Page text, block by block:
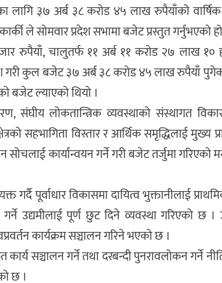
लागि ३७ अर्ब ३८ करोड ४५ लाख रुपैयाँको
ले सोमवार प्रदेश सभामा बजेट प्रस्तुत गर्नुभएको
रुपैयाँ, चालुतर्फ ११ अर्ब ११ करोड २७ लाख १०
गरी कुल बजेट ३७ अर्ब ३८ करोड ४५ लाख रुपैयाँ
बजेट ल्याएको थियो ।
संघीय लोकतान्त्रिक व्यवस्थाको संस्थागत
सहभागिता विस्तार र आर्थिक समृद्धिलाई मुख्य
कार्यान्वयन गर्ने गरी बजेट तर्जुमा गरिएको
पूर्वाधार विकासमा दायित्व भुक्तानीलाई
उद्यमीलाई पूर्ण छुट दिने व्यवस्था गरिएको छ ।
कार्यक्रम सञ्चालन गरिने भएको छ ।
सञ्चालन गर्ने तथा दरबन्दी पुनरावलोकन गर्ने
छ ।